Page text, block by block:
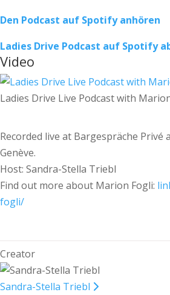
Den Podcast auf Spotify anhören
Ladies Drive Podcast auf Spotify
Video
Ladies Drive Live Podcast with
Recorded live at Bargespräche Privé
Genève.
Host: Sandra-Stella Triebl
Find out more about Marion Fogli:
fogli/
Creator
Sandra-Stella Triebl